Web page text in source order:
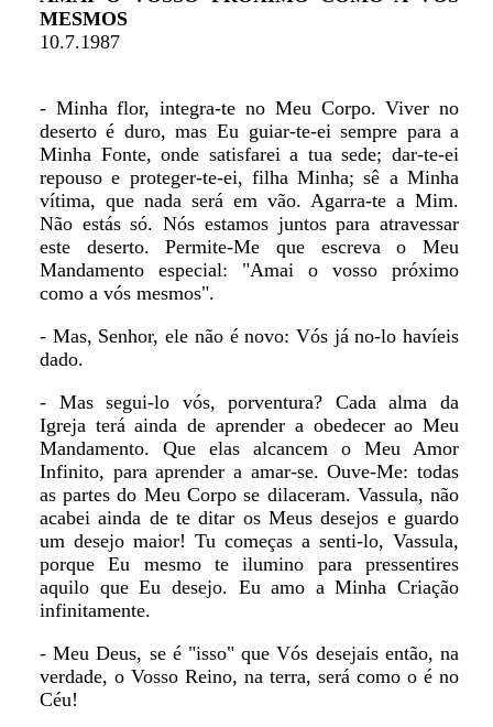
MESMOS
10.7.1987
- Minha flor, integra-te no Meu Corpo. Viver no
deserto é duro, mas Eu guiar-te-ei sempre para a
Minha Fonte, onde satisfarei a tua sede; dar-te-ei
repouso e proteger-te-ei, filha Minha; sê a Minha
vítima, que nada será em vão. Agarra-te a Mim.
Não estás só. Nós estamos juntos para atravessar
este deserto. Permite-Me que escreva o Meu
Mandamento especial: "Amai o vosso próximo
como a vós mesmos".
- Mas, Senhor, ele não é novo: Vós já no-lo havíeis
dado.
- Mas segui-lo vós, porventura? Cada alma da
Igreja terá ainda de aprender a obedecer ao Meu
Mandamento. Que elas alcancem o Meu Amor
Infinito, para aprender a amar-se. Ouve-Me: todas
as partes do Meu Corpo se dilaceram. Vassula, não
acabei ainda de te ditar os Meus desejos e guardo
um desejo maior! Tu começas a senti-lo, Vassula,
porque Eu mesmo te ilumino para pressentires
aquilo que Eu desejo. Eu amo a Minha Criação
infinitamente.
- Meu Deus, se é "isso" que Vós desejais então, na
verdade, o Vosso Reino, na terra, será como o é no
Céu!